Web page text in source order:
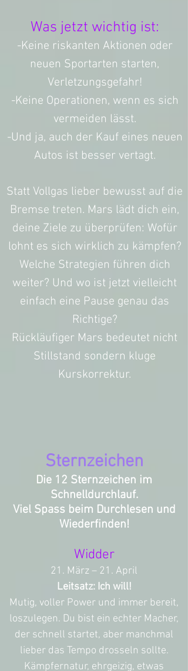
Was jetzt wichtig ist:
-Keine riskanten Aktionen oder
neuen Sportarten starten,
Verletzungsgefahr!
-Keine Operationen, wenn es sich
vermeiden lässt.
-Und ja, auch der Kauf eines neuen
Autos ist besser vertagt.
Statt Vollgas lieber bewusst auf die
Bremse treten. Mars lädt dich ein,
deine Ziele zu überprüfen: Wofür
lohnt es sich wirklich zu kämpfen?
Welche Strategien führen dich
weiter? Und wo ist jetzt vielleicht
einfach eine Pause genau das
Richtige?
Rückläufiger Mars bedeutet nicht
Stillstand sondern kluge
Kurskorrektur.
Sternzeichen
Die 12 Sternzeichen im
Schnelldurchlauf.
Viel Spass beim Durchlesen und
Wiederfinden!
Widder
21. März – 21. April
Leitsatz: Ich will!
Mutig, voller Power und immer bereit,
loszulegen. Du bist ein echter Macher,
der schnell startet, aber manchmal
lieber das Tempo drosseln sollte.
Kämpfernatur, ehrgeizig, etwas